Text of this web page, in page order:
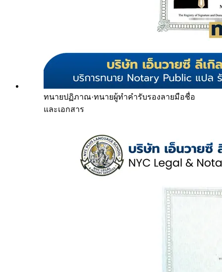
ทนายปฏิภาณ·ทนายผู้ทำคำรับรองลายมือชื่อ
และเอกสาร